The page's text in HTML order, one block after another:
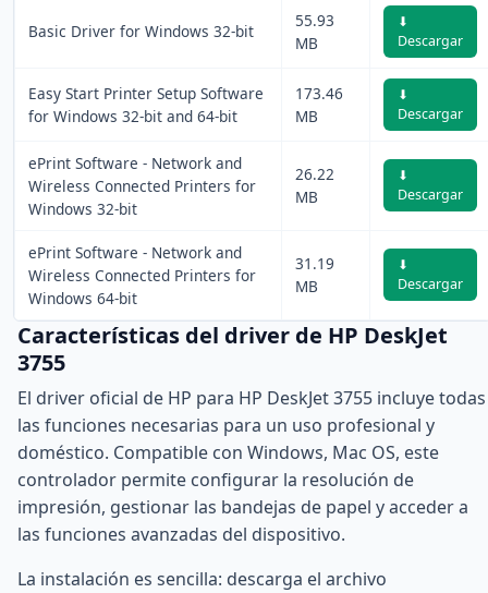
Basic Driver for Windows 32-bit
55.93
MB
⬇
Descargar
Easy Start Printer Setup Software
for Windows 32-bit and 64-bit
173.46
MB
⬇
Descargar
ePrint Software - Network and
Wireless Connected Printers for
Windows 32-bit
26.22
MB
⬇
Descargar
ePrint Software - Network and
Wireless Connected Printers for
Windows 64-bit
31.19
MB
⬇
Descargar
Características del driver de HP DeskJet
3755
El driver oficial de HP para HP DeskJet 3755 incluye todas
las funciones necesarias para un uso profesional y
doméstico. Compatible con Windows, Mac OS, este
controlador permite configurar la resolución de
impresión, gestionar las bandejas de papel y acceder a
las funciones avanzadas del dispositivo.
La instalación es sencilla: descarga el archivo